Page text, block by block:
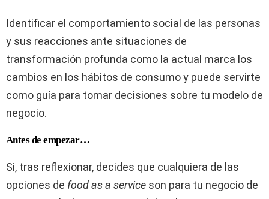
Identificar el comportamiento social de las personas
y sus reacciones ante situaciones de
transformación profunda como la actual marca los
cambios en los hábitos de consumo y puede servirte
como guía para tomar decisiones sobre tu modelo de
negocio.
Antes de empezar…
Si, tras reflexionar, decides que cualquiera de las
opciones de food as a service son para tu negocio de